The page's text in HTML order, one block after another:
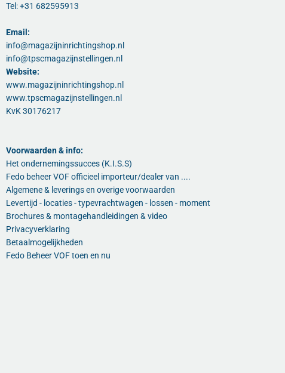
Tel: +31 682595913
Email:
info@magazijninrichtingshop.nl
info@tpscmagazijnstellingen.nl
Website:
www.magazijninrichtingshop.nl
www.tpscmagazijnstellingen.nl
KvK 30176217
Voorwaarden & info:
Het ondernemingssucces (K.I.S.S)
Fedo beheer VOF officieel importeur/dealer van ....
Algemene & leverings en overige voorwaarden
Levertijd - locaties - typevrachtwagen - lossen - moment
Brochures & montagehandleidingen & video
Privacyverklaring
Betaalmogelijkheden
Fedo Beheer VOF toen en nu